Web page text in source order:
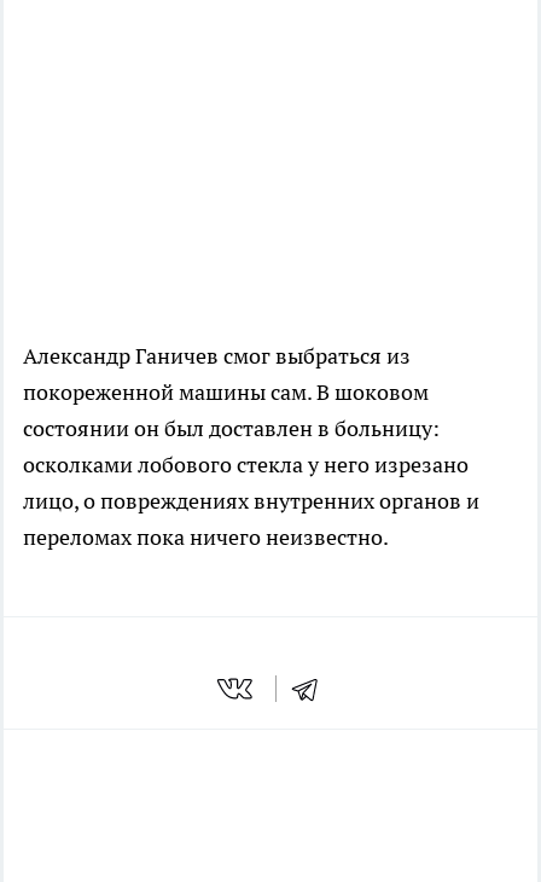
Александр Ганичев смог выбраться из
покореженной машины сам. В шоковом
состоянии он был доставлен в больницу:
осколками лобового стекла у него изрезано
лицо, о повреждениях внутренних органов и
переломах пока ничего неизвестно.